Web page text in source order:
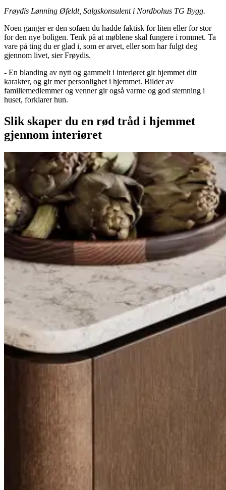
Frøydis Lønning Øfeldt, Salgskonsulent i Nordbohus TG Bygg.
Noen ganger er den sofaen du hadde faktisk for liten eller for stor
for den nye boligen. Tenk på at møblene skal fungere i rommet. Ta
vare på ting du er glad i, som er arvet, eller som har fulgt deg
gjennom livet, sier Frøydis.
- En blanding av nytt og gammelt i interiøret gir hjemmet ditt
karakter, og gir mer personlighet i hjemmet. Bilder av
familiemedlemmer og venner gir også varme og god stemning i
huset, forklarer hun.
Slik skaper du en rød tråd i hjemmet
gjennom interiøret